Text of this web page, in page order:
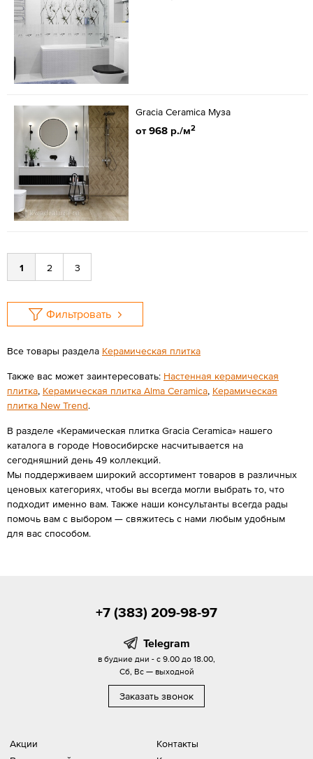
Gracia Ceramica Муза
от 968 р./м2
1 2 3
Фильтровать
Все товары раздела Керамическая плитка
Также вас может заинтересовать: Настенная керамическая
плитка, Керамическая плитка Alma Ceramica, Керамическая
плитка New Trend.
В разделе «Керамическая плитка Gracia Ceramica» нашего
каталога в городе Новосибирске насчитывается на
сегодняшний день 49 коллекций.
Мы поддерживаем широкий ассортимент товаров в различных
ценовых категориях, чтобы вы всегда могли выбрать то, что
подходит именно вам. Также наши консультанты всегда рады
помочь вам с выбором — свяжитесь с нами любым удобным
для вас способом.
Акции
Контакты
+7 (383) 209-98-97
Telegram
в будние дни - с 9.00 до 18.00,
Сб, Вс — выходной
Заказать звонок